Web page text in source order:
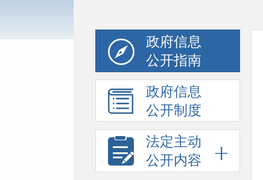
政府信息
公开指南
政府信息
公开制度
法定主动
公开内容